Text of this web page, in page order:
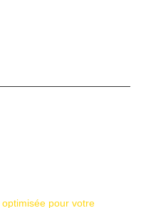
pour votre